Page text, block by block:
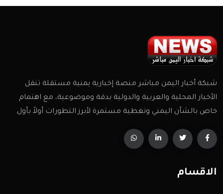
شبكة أخبار اليمن مباشر منصة إخبارية يمنية مستقلة تنقل
الأخبار المحلية والعربية والدولية بدقة وموضوعية، مع اهتمام
خاص بالشأن اليمني وتغطية مستمرة لأبرز التطورات أولاً بأول.
الاقسام